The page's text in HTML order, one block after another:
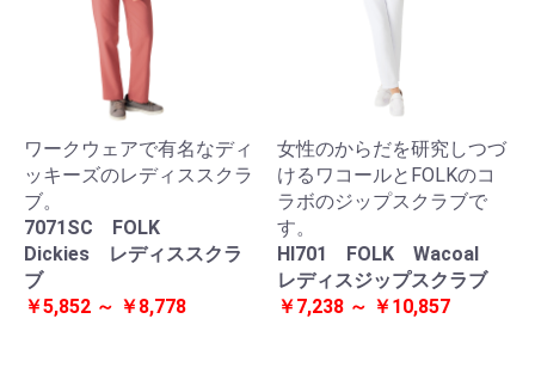
ワークウェアで有名なディ
ッキーズのレディススクラ
ブ。
7071SC FOLK
Dickies レディススクラ
ブ
￥5,852 ～ ￥8,778
女性のからだを研究しつづ
けるワコールとFOLKのコ
ラボのジップスクラブで
す。
HI701 FOLK Wacoal
レディスジップスクラブ
￥7,238 ～ ￥10,857